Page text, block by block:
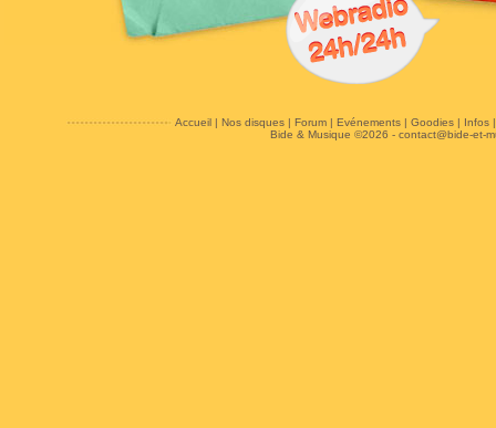
Accueil| Nos disques| Forum| Evénements| Goodies| Infos
Bide & Musique ©2026 - contact@bide-et-